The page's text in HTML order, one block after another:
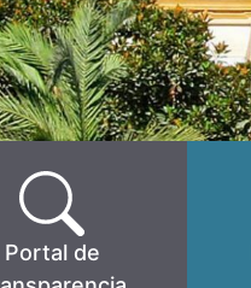
Portal de